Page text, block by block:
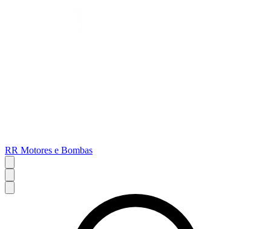
RR Motores e Bombas